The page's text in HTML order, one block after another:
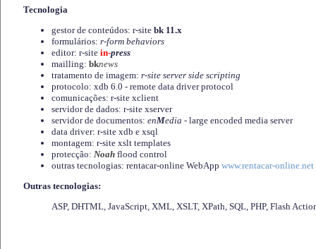
Tecnologia
gestor de conteúdos: r-site bk 11.x
formulários: r-form behaviors
editor: r-site in-press
mailling: bknews
tratamento de imagem: r-site server side scripting
protocolo: xdb 6.0 - remote data driver protocol
comunicações: r-site xclient
servidor de dados: r-site xserver
servidor de documentos: enMedia - large encoded media server
data driver: r-site xdb e xsql
montagem: r-site xslt templates
protecção: Noah flood control
outras tecnologias: rentacar-online WebApp www.rentacar-online.net
Outras tecnologias:
ASP, DHTML, JavaScript, XML, XSLT, XPath, SQL, PHP, Flash